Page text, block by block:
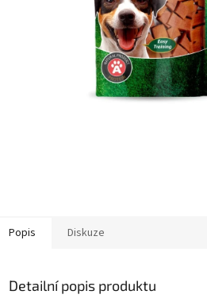
Popis Diskuze
Detailní popis produktu